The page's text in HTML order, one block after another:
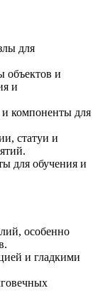
для
объектов и
и
и компоненты для
статуи и
для обучения и
особенно
и гладкими